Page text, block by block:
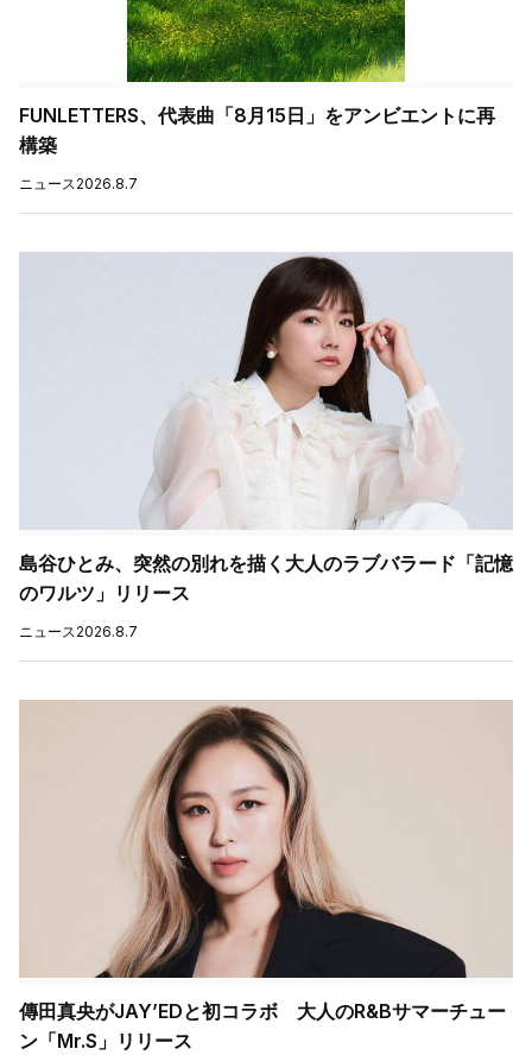
FUNLETTERS、代表曲「8月15日」をアンビエントに再
構築
ニュース2026.8.7
島谷ひとみ、突然の別れを描く大人のラブバラード「記憶
のワルツ」リリース
ニュース2026.8.7
傳田真央がJAY’EDと初コラボ 大人のR&Bサマーチュー
ン「Mr.S」リリース